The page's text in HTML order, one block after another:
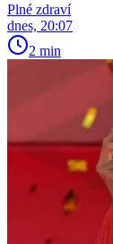
Plné zdraví
dnes, 20:07
2 min